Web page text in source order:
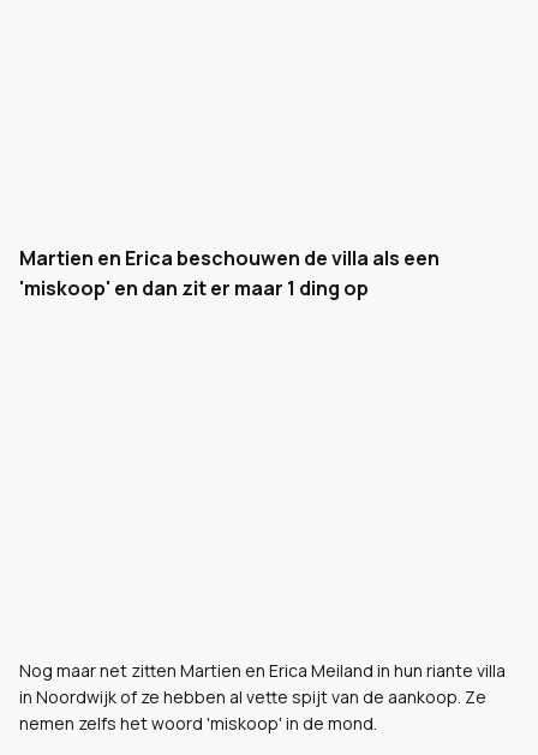
Martien en Erica beschouwen de villa als een
'miskoop' en dan zit er maar 1 ding op
Nog maar net zitten Martien en Erica Meiland in hun riante villa
in Noordwijk of ze hebben al vette spijt van de aankoop. Ze
nemen zelfs het woord 'miskoop' in de mond.